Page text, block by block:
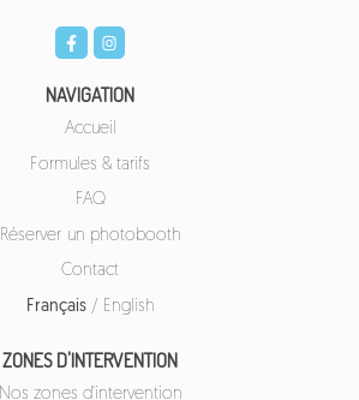
NAVIGATION
Accueil
Formules & tarifs
FAQ
Réserver un photobooth
Contact
Français/ English
ZONES D'INTERVENTION
Nos zones d'intervention